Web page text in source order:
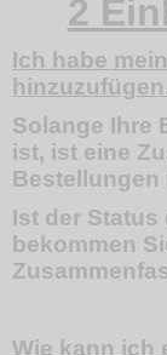
2
Ich habe
Solange Ihre
ist, ist eine
Bestellungen
Ist der Status
bekommen
Wie kann ich